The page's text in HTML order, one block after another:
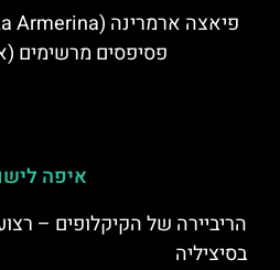
פסיפסים מרשימים
איפה
הריביירה של הקיקלופים –
בסיציליה